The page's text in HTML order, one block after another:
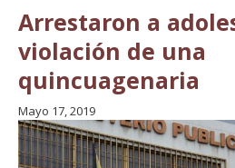
Arrestaron a
violación de una
quincuagenaria
Mayo 17, 2019